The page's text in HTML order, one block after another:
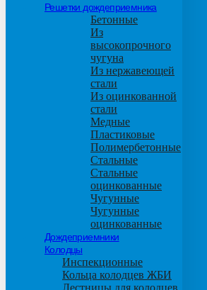
Решетки дождеприемника
Бетонные
Из
высокопрочного
чугуна
Из нержавеющей
стали
Из оцинкованной
стали
Медные
Пластиковые
Полимербетонные
Стальные
Стальные
оцинкованные
Чугунные
Чугунные
оцинкованные
Дождеприемники
Колодцы
Инспекционные
Кольца колодцев ЖБИ
Лестницы для колодцев